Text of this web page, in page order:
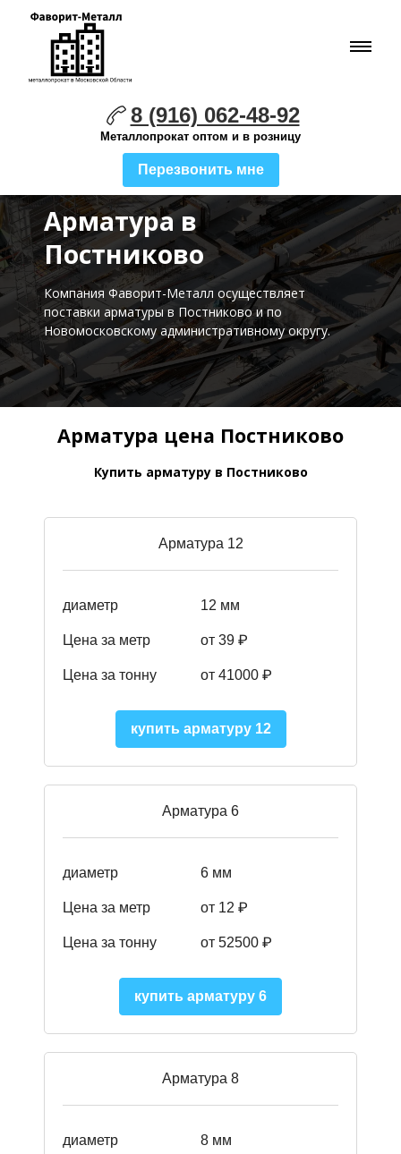
8 (916) 062-48-92
Металлопрокат оптом и в розницу
Перезвонить мне
Арматура в
Постниково
Компания Фаворит-Металл осуществляет
поставки арматуры в Постниково и по
Новомосковскому административному округу.
Арматура цена Постниково
Купить арматуру в Постниково
Арматура 12
диаметр 12 мм
Цена за метр от 39 ₽
Цена за тонну от 41000 ₽
купить арматуру 12
Арматура 6
диаметр 6 мм
Цена за метр от 12 ₽
Цена за тонну от 52500 ₽
купить арматуру 6
Арматура 8
диаметр 8 мм